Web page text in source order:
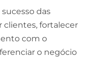
das
clientes, fortalecer
com o
o negócio